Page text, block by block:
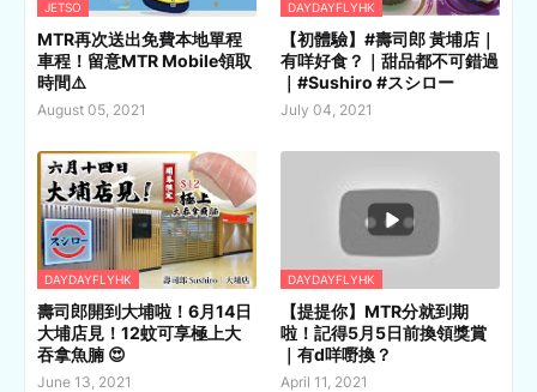
JETSO
MTR再次送出免費本地單程
車程！留意MTR Mobile領取
時間⚠️
August 05, 2021
DAYDAYFLYHK
【初體驗】#壽司郎 黃埔店｜
有咩好食？｜甜品都不可錯過
｜#Sushiro #スシロー
July 04, 2021
DAYDAYFLYHK
壽司郎開到大埔啦！6月14日
大埔店見！12蚊可享極上大
吞拿魚腩 😍
June 13, 2021
DAYDAYFLYHK
【提提你】MTR分就到期
啦！記得5月5日前換領獎賞
｜有d咩嘢換？
April 11, 2021